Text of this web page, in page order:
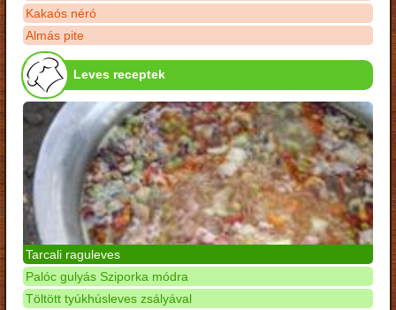
Kakaós néró
Almás pite
Leves receptek
Tarcali raguleves
Palóc gulyás Sziporka módra
Töltött tyúkhúsleves zsályával